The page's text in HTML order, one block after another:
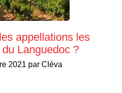
appellations les
Languedoc ?
2021 par Cléva